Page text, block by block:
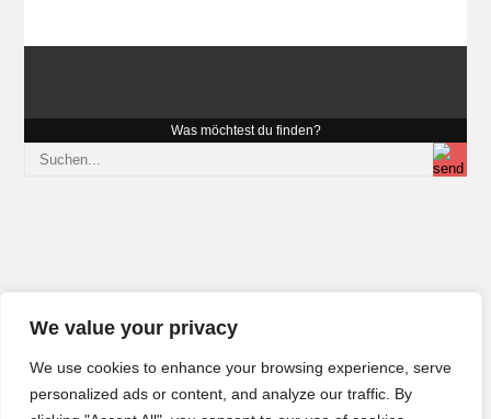
We value your privacy
We use cookies to enhance your browsing experience, serve
personalized ads or content, and analyze our traffic. By
Was möchtest du finden?